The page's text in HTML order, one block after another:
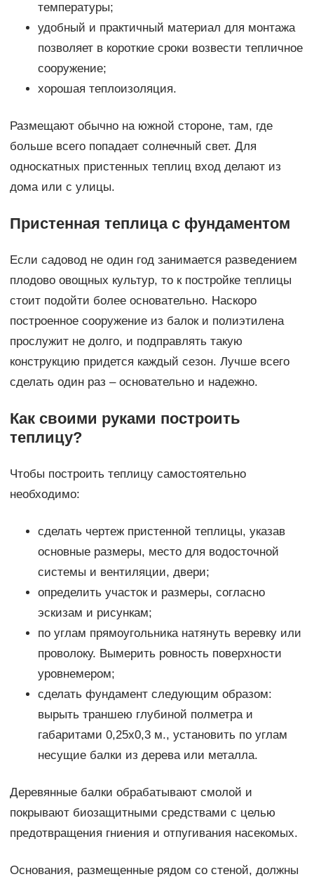
температуры;
удобный и практичный материал для монтажа
позволяет в короткие сроки возвести тепличное
сооружение;
хорошая теплоизоляция.
Размещают обычно на южной стороне, там, где
больше всего попадает солнечный свет. Для
односкатных пристенных теплиц вход делают из
дома или с улицы.
Пристенная теплица с фундаментом
Если садовод не один год занимается разведением
плодово овощных культур, то к постройке теплицы
стоит подойти более основательно. Наскоро
построенное сооружение из балок и полиэтилена
прослужит не долго, и подправлять такую
конструкцию придется каждый сезон. Лучше всего
сделать один раз – основательно и надежно.
Как своими руками построить
теплицу?
Чтобы построить теплицу самостоятельно
необходимо:
сделать чертеж пристенной теплицы, указав
основные размеры, место для водосточной
системы и вентиляции, двери;
определить участок и размеры, согласно
эскизам и рисункам;
по углам прямоугольника натянуть веревку или
проволоку. Вымерить ровность поверхности
уровнемером;
сделать фундамент следующим образом:
вырыть траншею глубиной полметра и
габаритами 0,25х0,3 м., установить по углам
несущие балки из дерева или металла.
Деревянные балки обрабатывают смолой и
покрывают биозащитными средствами с целью
предотвращения гниения и отпугивания насекомых.
Основания, размещенные рядом со стеной, должны